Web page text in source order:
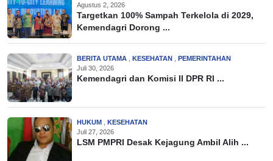
Agustus 2, 2026
Targetkan 100% Sampah Terkelola di 2029,
Kemendagri Dorong ...
BERITA UTAMA KESEHATAN
PEMERINTAHAN
Juli 30, 2026
Kemendagri dan Komisi II DPR RI ...
HUKUM
KESEHATAN
Juli 27, 2026
LSM PMPRI Desak Kejagung Ambil Alih ...